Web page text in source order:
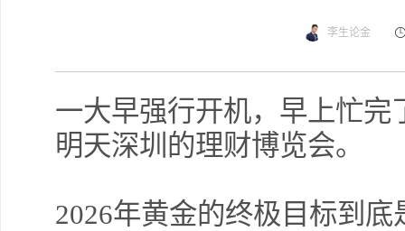
李生论金
一大早强行开机，早上忙
明天深圳的理财博览会。
2026年黄金的终极目标到